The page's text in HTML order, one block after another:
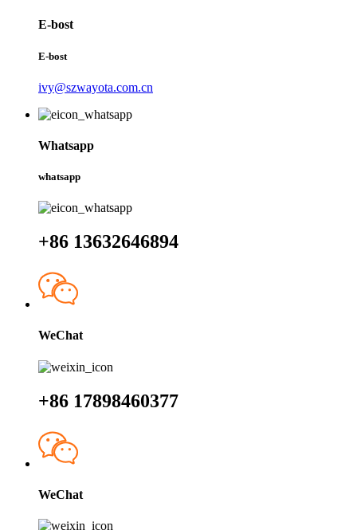
E-bost
E-bost
ivy@szwayota.com.cn
Whatsapp
whatsapp
+86 13632646894
WeChat
+86 17898460377
WeChat